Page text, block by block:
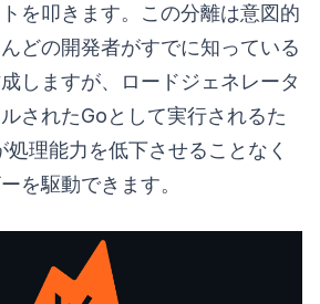
を叩きます。この分離は意図的
どの開発者がすでに知っている
しますが、ロードジェネレータ
されたGoとして実行されるた
処理能力を低下させることなく
を駆動できます。